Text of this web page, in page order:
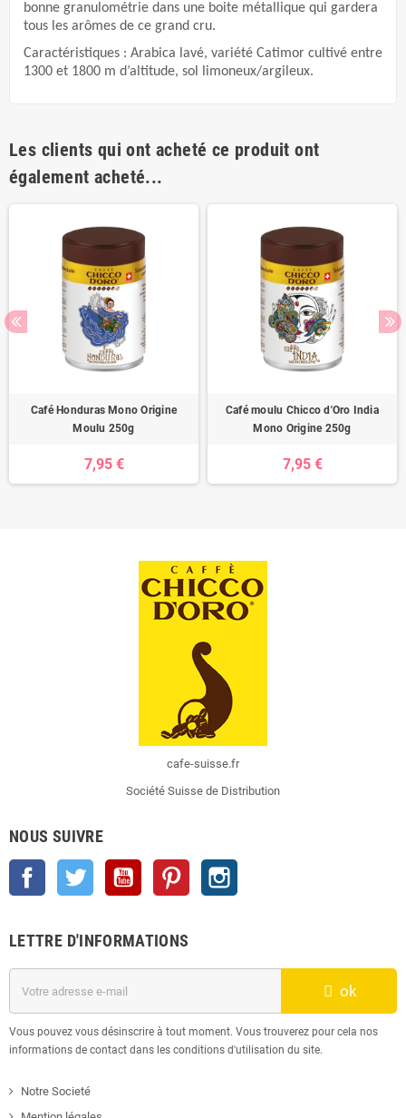
bonne granulométrie dans une boite métallique qui gardera
tous les arômes de ce grand cru.
Caractéristiques : Arabica lavé, variété Catimor cultivé entre
1300 et 1800 m d’altitude, sol limoneux/argileux.
Les clients qui ont acheté ce produit ont
également acheté...
Café Honduras Mono Origine
Moulu 250g
7,95 €
Café moulu Chicco d'Oro India
Mono Origine 250g
7,95 €
cafe-suisse.fr
Société Suisse de Distribution
NOUS SUIVRE
Facebook Twitter YouTube Pinterest
LETTRE D'INFORMATIONS
ok
Vous pouvez vous désinscrire à tout moment. Vous trouverez pour cela nos
informations de contact dans les conditions d'utilisation du site.
Notre Societé